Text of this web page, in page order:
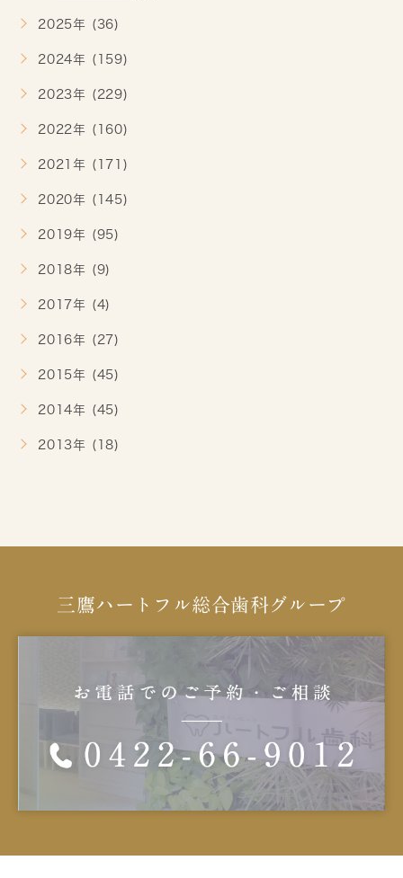
2025年 (36)
2024年 (159)
2023年 (229)
2022年 (160)
2021年 (171)
2020年 (145)
2019年 (95)
2018年 (9)
2017年 (4)
2016年 (27)
2015年 (45)
2014年 (45)
2013年 (18)
三鷹ハートフル総合歯科グループ